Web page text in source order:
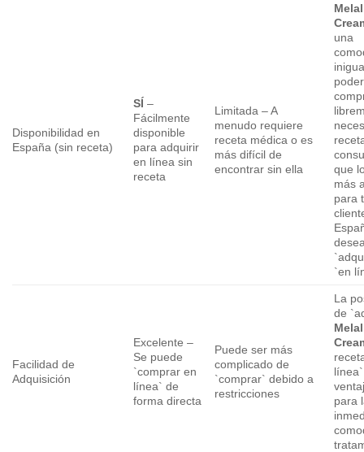
Disponibilidad en
España (sin receta)
SÍ –
Fácilmente
disponible
para adquirir
en línea sin
receta
Limitada – A
menudo requiere
receta médica o es
más difícil de
encontrar sin ella
una
poder
que
más
para
`en
Facilidad de
Adquisición
Excelente –
Se puede
`comprar en
línea` de
forma directa
Puede ser más
complicado de
`comprar` debido a
restricciones
La
de
para